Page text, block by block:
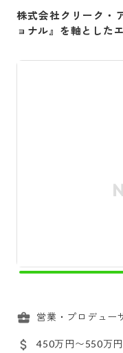
株式会社クリーク・
ョナル』を軸とした
営業・プロデュー
450万円〜550万円